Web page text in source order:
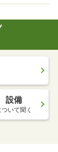
設備
ついて聞く